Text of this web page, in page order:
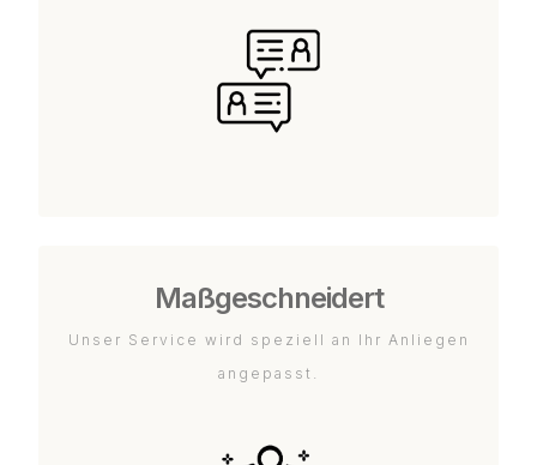
Maßgeschneidert
Unser Service wird speziell an Ihr Anliegen
angepasst.